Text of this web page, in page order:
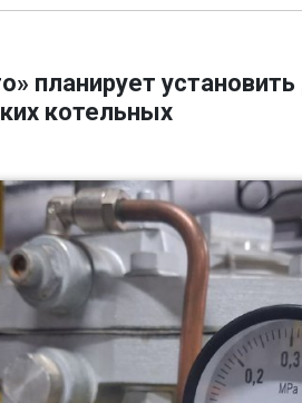
планирует
котельных